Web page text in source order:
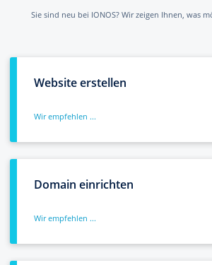
Sie sind neu bei IONOS? Wir zeigen Ihnen, was
Website erstellen
Wir empfehlen ...
Domain einrichten
Wir empfehlen ...